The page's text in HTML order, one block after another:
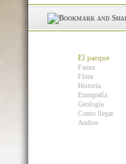
El parque
Fauna
Flora
Historia
Etnografía
Geología
Como llegar
Audios